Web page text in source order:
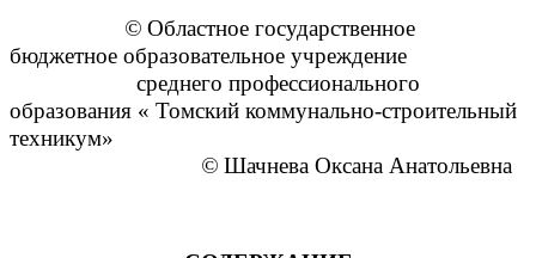
© Областное государственное
бюджетное образовательное учреждение
среднего профессионального
образования « Томский коммунально-строительный
техникум»
© Шачнева Оксана Анатольевна